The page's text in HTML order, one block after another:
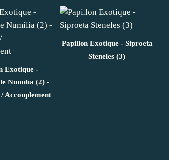
Exotique -
Numilia (2) -
Accouplement
Papillon Exotique - Siproeta
Steneles (3)